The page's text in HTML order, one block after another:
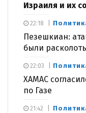
Израиля и их
Пезешкиан:
были
22:18
ХАМАС
по Газе
22:03
21:42